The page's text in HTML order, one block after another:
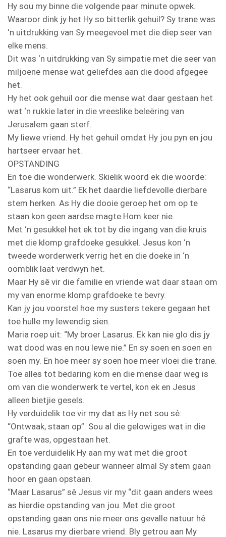
Hy sou my binne die volgende paar minute opwek.
Waaroor dink jy het Hy so bitterlik gehuil? Sy trane was
‘n uitdrukking van Sy meegevoel met die diep seer van
elke mens.
Dit was ‘n uitdrukking van Sy simpatie met die seer van
miljoene mense wat geliefdes aan die dood afgegee
het.
Hy het ook gehuil oor die mense wat daar gestaan het
wat ‘n rukkie later in die vreeslike beleëring van
Jerusalem gaan sterf.
My liewe vriend. Hy het gehuil omdat Hy jou pyn en jou
hartseer ervaar het.
OPSTANDING
En toe die wonderwerk. Skielik woord ek die woorde:
“Lasarus kom uit.” Ek het daardie liefdevolle dierbare
stem herken. As Hy die dooie geroep het om op te
staan kon geen aardse magte Hom keer nie.
Met ‘n gesukkel het ek tot by die ingang van die kruis
met die klomp grafdoeke gesukkel. Jesus kon ‘n
tweede worderwerk verrig het en die doeke in ‘n
oomblik laat verdwyn het.
Maar Hy sê vir die familie en vriende wat daar staan om
my van enorme klomp grafdoeke te bevry.
Kan jy jou voorstel hoe my susters tekere gegaan het
toe hulle my lewendig sien.
Maria roep uit: “My broer Lasarus. Ek kan nie glo dis jy
wat dood was en nou lewe nie.” En sy soen en soen en
soen my. En hoe meer sy soen hoe meer vloei die trane.
Toe alles tot bedaring kom en die mense daar weg is
om van die wonderwerk te vertel, kon ek en Jesus
alleen bietjie gesels.
Hy verduidelik toe vir my dat as Hy net sou sê:
“Ontwaak, staan op”. Sou al die gelowiges wat in die
grafte was, opgestaan het.
En toe verduidelik Hy aan my wat met die groot
opstanding gaan gebeur wanneer almal Sy stem gaan
hoor en gaan opstaan.
“Maar Lasarus” sê Jesus vir my “dit gaan anders wees
as hierdie opstanding van jou. Met die groot
opstanding gaan ons nie meer ons gevalle natuur hê
nie. Lasarus my dierbare vriend. Bly getrou aan My